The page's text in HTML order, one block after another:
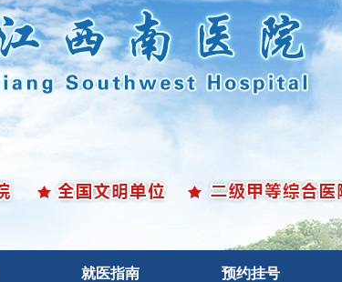
就医指南 预约挂号